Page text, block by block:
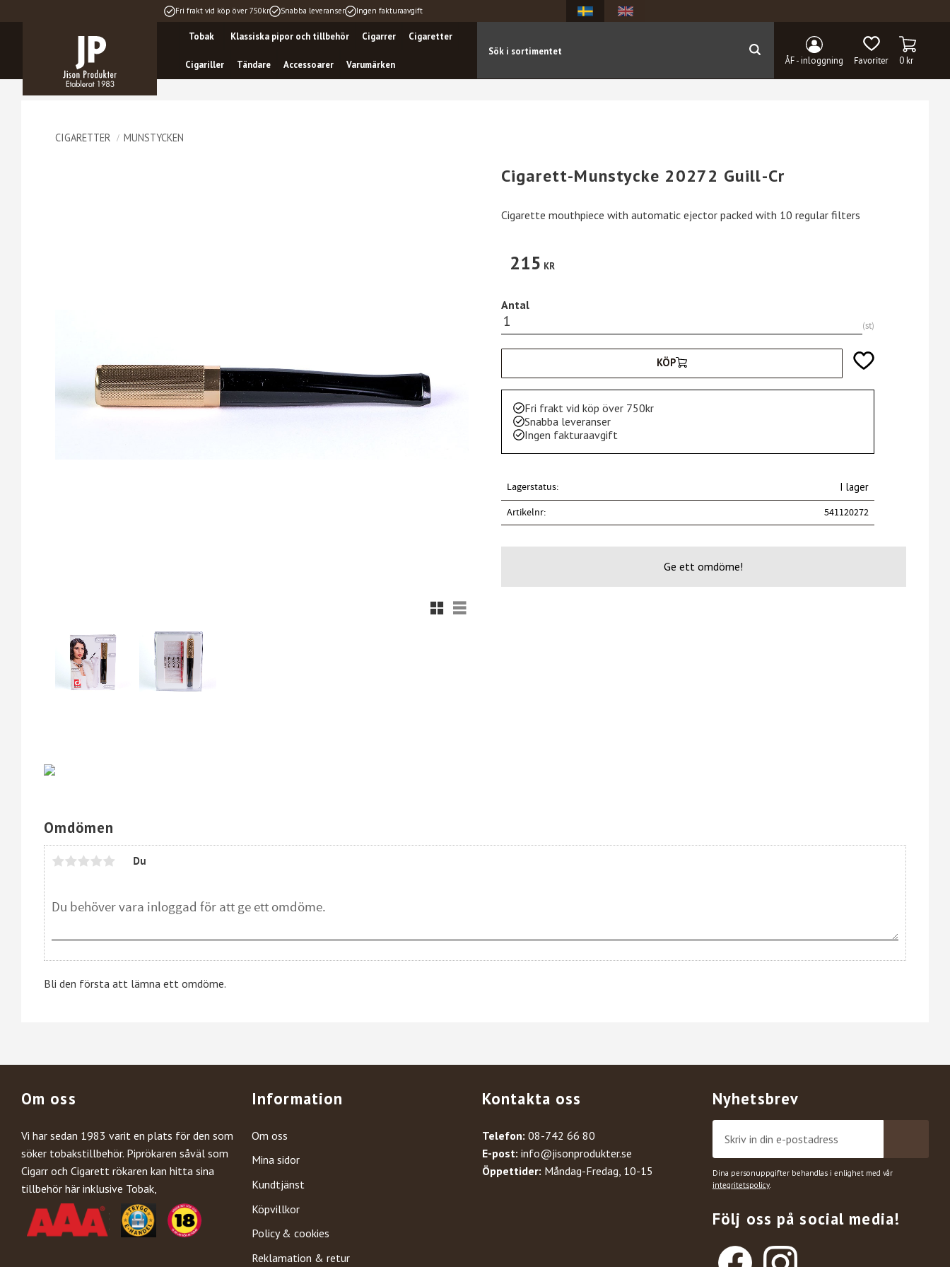
Fri frakt vid köp över 750kr Snabba leveranser Ingen fakturaavgift
Tobak Klassiska pipor och tillbehör Cigarrer Cigaretter
Cigariller Tändare Accessoarer Varumärken ÅF - inloggning FAVORITER0kr
CIGARETTER MUNSTYCKEN
Cigarett-Munstycke 20272 Guill-Cr
Cigarette mouthpiece with automatic ejector packed with 10 regular filters
Rutnätsvy
Listvy
215 KR
Antal
st
KÖP Lägg till i favoriter
Fri frakt vid köp över 750kr
Snabba leveranser
Ingen fakturaavgift
Lagerstatus
I lager
Artikelnr
541120272
Ge ett omdöme!
Omdömen
Du
Bli den första att lämna ett omdöme.
Om oss
Vi har sedan 1983 varit en plats för den som
söker tobakstillbehör. Piprökaren såväl som
Cigarr och Cigarett rökaren kan hitta sina
tillbehör här inklusive Tobak,
Information
Om oss
Mina sidor
Kundtjänst
Köpvillkor
Policy & cookies
Reklamation & retur
Kontakta oss
Telefon: 08-742 66 80
E-post: info@jisonprodukter.se
Öppettider: Måndag-Fredag, 10-15
Nyhetsbrev
Dina personuppgifter behandlas i enlighet med vår
integritetspolicy.
Följ oss på social media!